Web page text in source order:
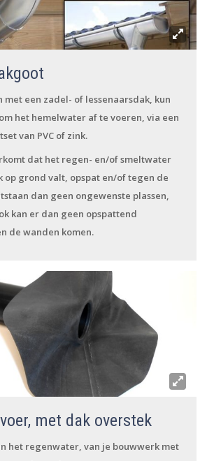
met een zadel- of lessenaarsdak, kun
het hemelwater af te voeren, via een
van PVC of zink.
dat het regen- en/of smeltwater
op grond valt, opspat en/of tegen de
dan geen ongewenste plassen,
kan er dan geen opspattend
de wanden komen.
met dak overstek
het regenwater, van je bouwwerk met